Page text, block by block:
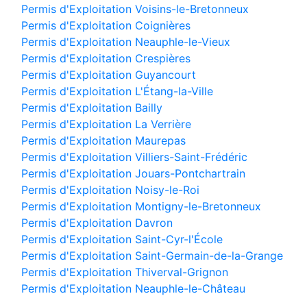
Permis d'Exploitation Voisins-le-Bretonneux
Permis d'Exploitation Coignières
Permis d'Exploitation Neauphle-le-Vieux
Permis d'Exploitation Crespières
Permis d'Exploitation Guyancourt
Permis d'Exploitation L'Étang-la-Ville
Permis d'Exploitation Bailly
Permis d'Exploitation La Verrière
Permis d'Exploitation Maurepas
Permis d'Exploitation Villiers-Saint-Frédéric
Permis d'Exploitation Jouars-Pontchartrain
Permis d'Exploitation Noisy-le-Roi
Permis d'Exploitation Montigny-le-Bretonneux
Permis d'Exploitation Davron
Permis d'Exploitation Saint-Cyr-l'École
Permis d'Exploitation Saint-Germain-de-la-Grange
Permis d'Exploitation Thiverval-Grignon
Permis d'Exploitation Neauphle-le-Château